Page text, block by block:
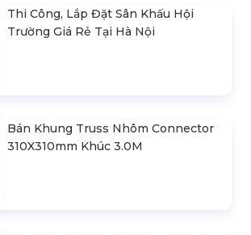
Thi Công, Lắp Đặt Sân Khấu Hội
Trường Giá Rẻ Tại Hà Nội
Bán Khung Truss Nhôm Connector
310X310mm Khúc 3.0M